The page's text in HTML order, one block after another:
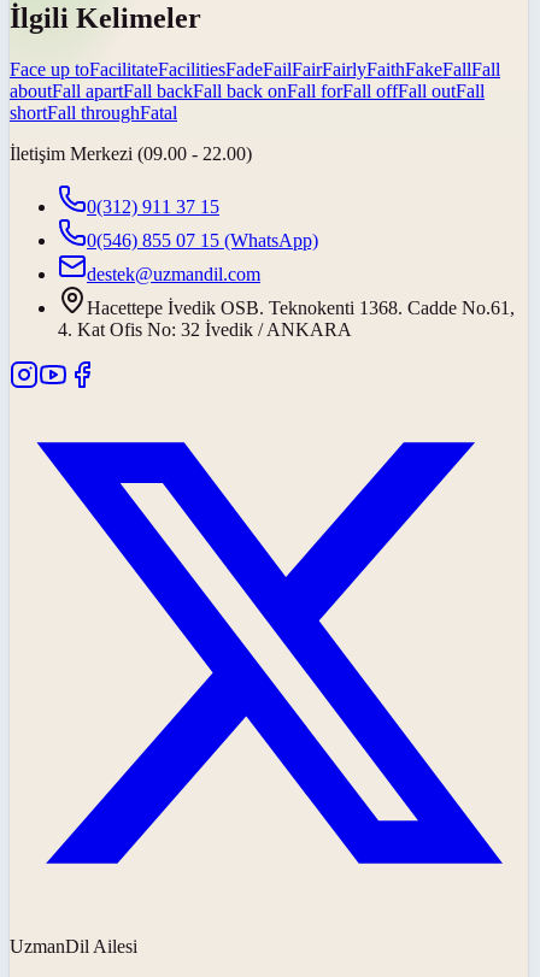
İlgili Kelimeler
Face up toFacilitateFacilitiesFadeFailFairFairlyFaithFakeFallFall
aboutFall apartFall backFall back onFall forFall offFall outFall
shortFall throughFatal
İletişim Merkezi (09.00 - 22.00)
0(312) 911 37 15
0(546) 855 07 15 (WhatsApp)
destek@uzmandil.com
Hacettepe İvedik OSB. Teknokenti 1368. Cadde No.61,
4. Kat Ofis No: 32 İvedik / ANKARA
UzmanDil Ailesi